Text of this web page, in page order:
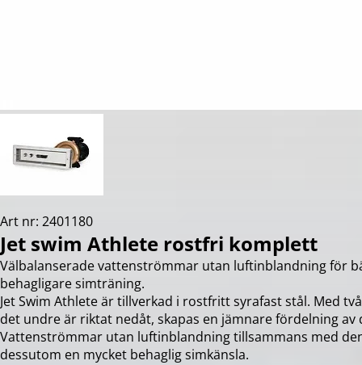
Art nr: 2401180
Jet swim Athlete rostfri komplett
Välbalanserade vattenströmmar utan luftinblandning för
behagligare simträning.
Jet Swim Athlete är tillverkad i rostfritt syrafast stål. Med
det undre är riktat nedåt, skapas en jämnare fördelning
Vattenströmmar utan luftinblandning tillsammans med
dessutom en mycket behaglig simkänsla.